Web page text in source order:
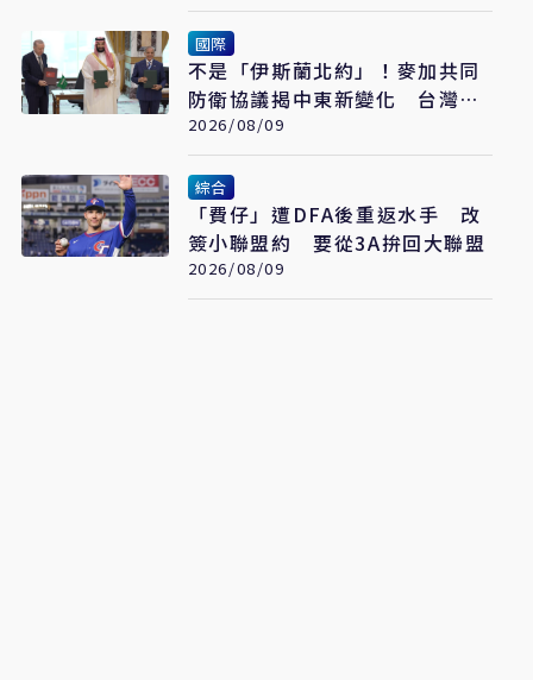
國際
不是「伊斯蘭北約」！麥加共同
防衛協議揭中東新變化 台灣該
看懂「多層次安全」
2026/08/09
綜合
「費仔」遭DFA後重返水手 改
簽小聯盟約 要從3A拚回大聯盟
2026/08/09